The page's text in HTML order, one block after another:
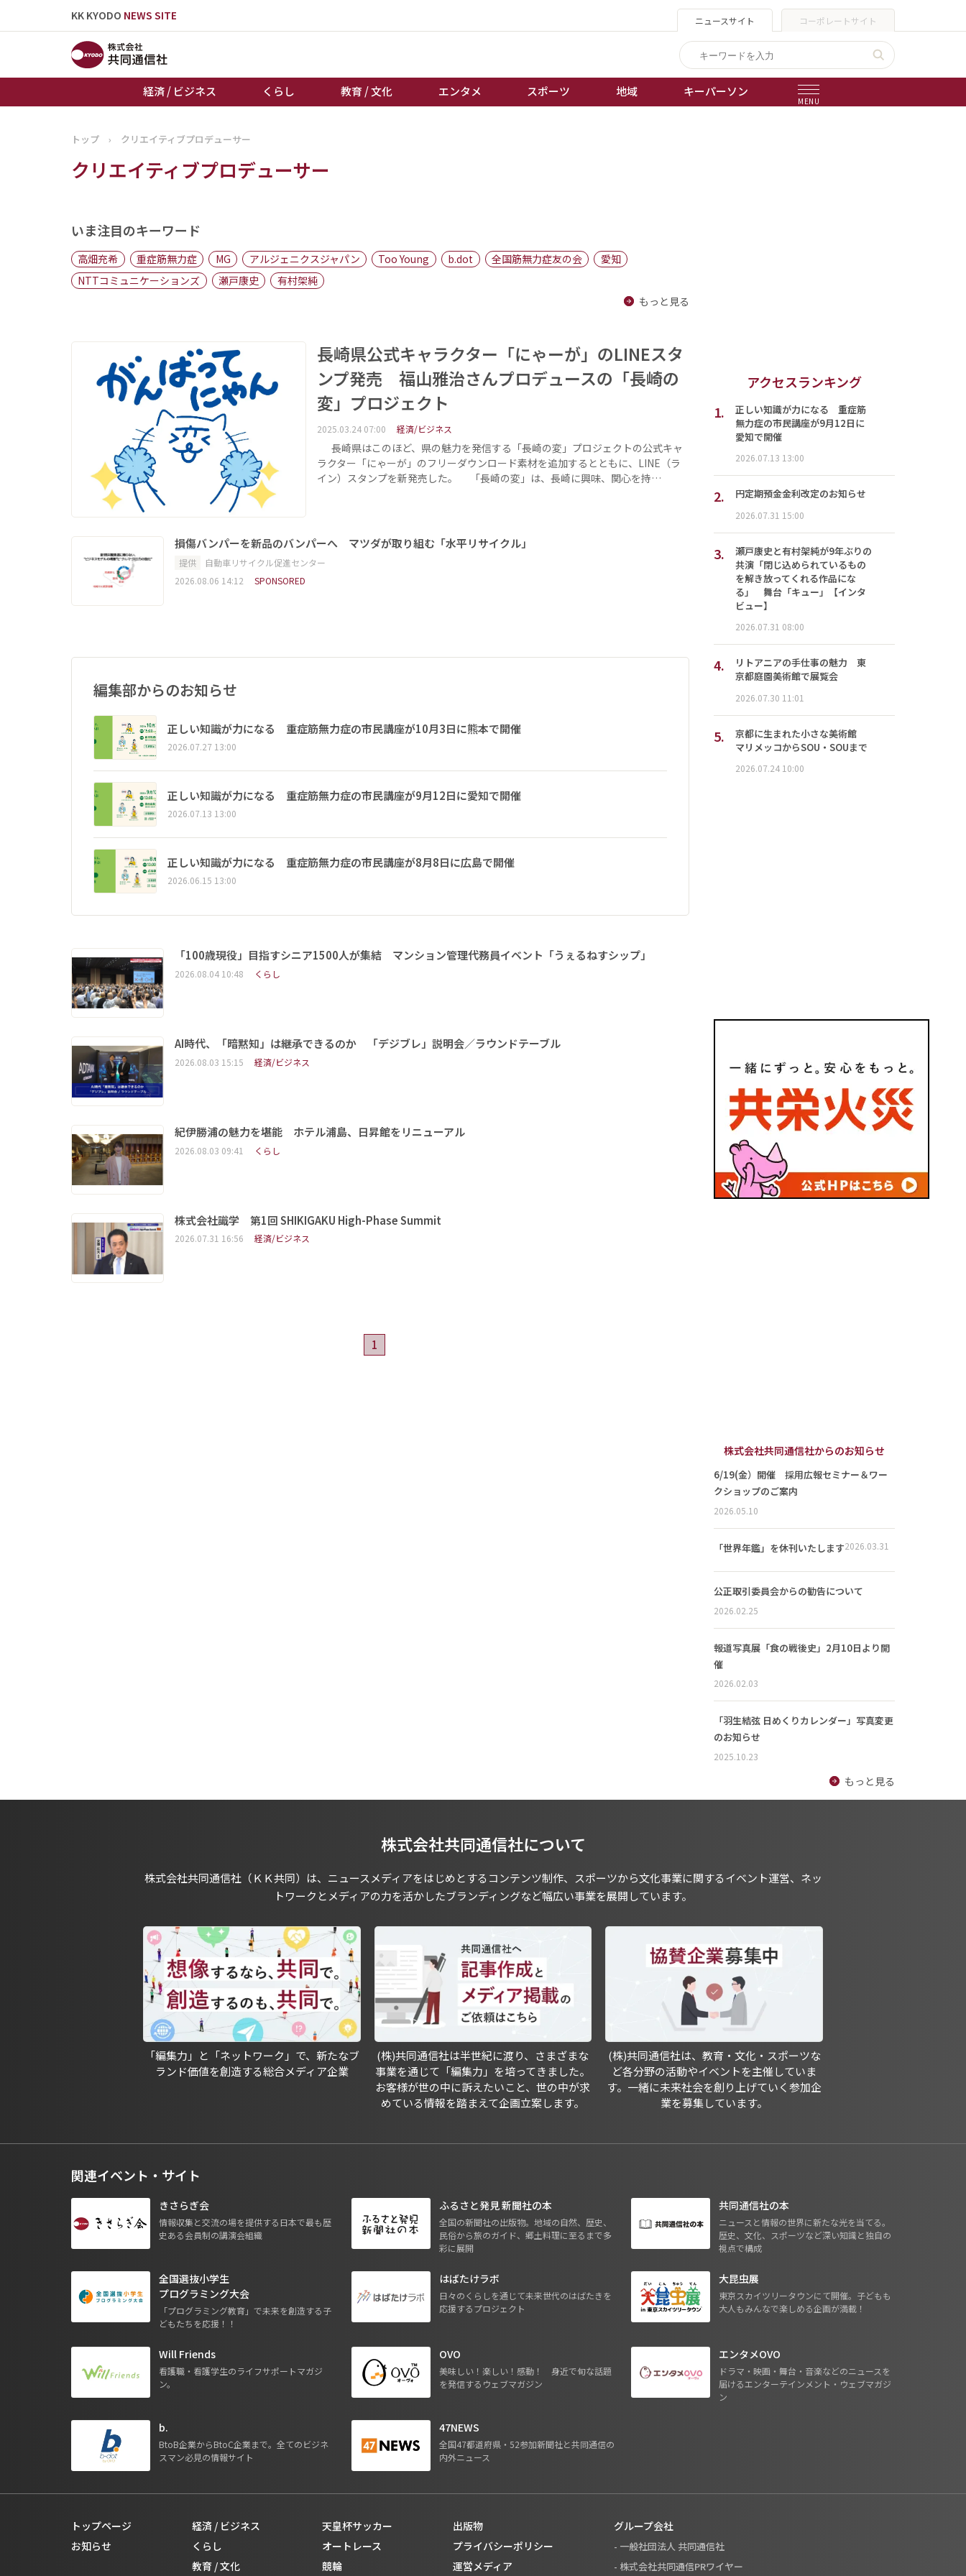
KK KYODO NEWS SITE ニュースサイト コーポレートサイト
経済 / ビジネス くらし 教育 / 文化 エンタメ スポーツ 地域 キーパーソン
MENU
トップページ
お知らせ
地域
棋王戦
トップ › クリエイティブプロデューサー
クリエイティブプロデューサー
いま注目のキーワード
高畑充希 重症筋無力症 MG アルジェニクスジャパン Too Young b.dot 全国筋無力症友の会
愛知
NTTコミュニケーションズ
瀬戸康史
有村架純
もっと見る
長崎県公式キャラクター「にゃーが」のLINEスタ
ンプ発売 福山雅治さんプロデュースの「長崎の
変」プロジェクト
2025.03.24 07:00 経済/ビジネス
長崎県はこのほど、県の魅力を発信する「長崎の変」プロジェクトの公式キャ
ラクター「にゃーが」のフリーダウンロード素材を追加するとともに、LINE（ラ
イン）スタンプを新発売した。 「長崎の変」は、長崎に興味、関心を持…
損傷バンパーを新品のバンパーへ マツダが取り組む「水平リサイクル」
提供
自動車リサイクル促進センター
2026.08.06 14:12
SPONSORED
編集部からのお知らせ
正しい知識が力になる 重症筋無力症の市民講座が10月3日に熊本で開催
2026.07.27 13:00
正しい知識が力になる 重症筋無力症の市民講座が9月12日に愛知で開催
2026.07.13 13:00
正しい知識が力になる 重症筋無力症の市民講座が8月8日に広島で開催
2026.06.15 13:00
「100歳現役」目指すシニア1500人が集結 マンション管理代務員イベント「うぇるねすシップ」
2026.08.04 10:48 くらし
AI時代、「暗黙知」は継承できるのか 「デジブレ」説明会／ラウンドテーブル
2026.08.03 15:15 経済/ビジネス
紀伊勝浦の魅力を堪能 ホテル浦島、日昇館をリニューアル
2026.08.03 09:41 くらし
株式会社識学 第1回 SHIKIGAKU High-Phase Summit
2026.07.31 16:56 経済/ビジネス
1
アクセスランキング
1.
正しい知識が力になる 重症筋
無力症の市民講座が9月12日に
愛知で開催
2026.07.13 13:00
2. 円定期預金金利改定のお知らせ
2026.07.31 15:00
3.
瀬戸康史と有村架純が9年ぶりの
共演「閉じ込められているもの
を解き放ってくれる作品にな
る」 舞台「キュー」【インタ
ビュー】
2026.07.31 08:00
4.
リトアニアの手仕事の魅力 東
京都庭園美術館で展覧会
2026.07.30 11:01
5.
京都に生まれた小さな美術館
マリメッコからSOU・SOUまで
2026.07.24 10:00
株式会社共同通信社からのお知らせ
6/19(金）開催 採用広報セミナー＆ワー
クショップのご案内
2026.05.10
「世界年鑑」を休刊いたします2026.03.31
公正取引委員会からの勧告について
2026.02.25
報道写真展「食の戦後史」2月10日より開
催
2026.02.03
「羽生結弦 日めくりカレンダー」写真変更
のお知らせ
2025.10.23
もっと見る
株式会社共同通信社について
株式会社共同通信社（ＫＫ共同）は、ニュースメディアをはじめとするコンテンツ制作、スポーツから文化事業に関するイベント運営、ネッ
トワークとメディアの力を活かしたブランディングなど幅広い事業を展開しています。
「編集力」と「ネットワーク」で、新たなブ
ランド価値を創造する総合メディア企業
(株)共同通信社は半世紀に渡り、さまざまな
事業を通じて「編集力」を培ってきました。
お客様が世の中に訴えたいこと、世の中が求
めている情報を踏まえて企画立案します。
(株)共同通信社は、教育・文化・スポーツな
ど各分野の活動やイベントを主催していま
す。一緒に未来社会を創り上げていく参加企
業を募集しています。
関連イベント・サイト
きさらぎ会
情報収集と交流の場を提供する日本で最も歴
史ある会員制の講演会組織
ふるさと発見 新聞社の本
全国の新聞社の出版物。地域の自然、歴史、
民俗から旅のガイド、郷土料理に至るまで多
彩に展開
共同通信社の本
ニュースと情報の世界に新たな光を当てる。
歴史、文化、スポーツなど深い知識と独自の
視点で構成
全国選抜小学生
プログラミング大会
「プログラミング教育」で未来を創造する子
どもたちを応援！！
はばたけラボ
日々のくらしを通じて未来世代のはばたきを
応援するプロジェクト
大昆虫展
東京スカイツリータウンにて開催。子どもも
大人もみんなで楽しめる企画が満載！
Will Friends
看護職・看護学生のライフサポートマガジ
ン。
OVO
美味しい！楽しい！感動！ 身近で旬な話題
を発信するウェブマガジン
エンタメOVO
ドラマ・映画・舞台・音楽などのニュースを
届けるエンターテインメント・ウェブマガジ
ン
b.
BtoB企業からBtoC企業まで。全てのビジネ
スマン必見の情報サイト
47NEWS
全国47都道府県・52参加新聞社と共同通信の
内外ニュース
トップページ
お知らせ
経済 / ビジネス
くらし
教育 / 文化
天皇杯サッカー
オートレース
競輪
出版物
プライバシーポリシー
運営メディア
グループ会社
- 一般社団法人 共同通信社
- 株式会社共同通信PRワイヤー